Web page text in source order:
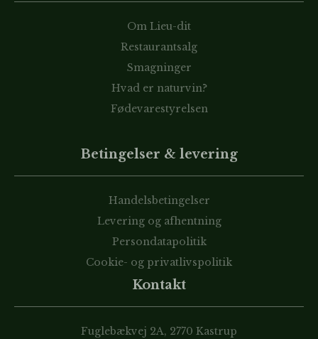
Om Lieu-dit
Restaurantsalg
Smagninger
Hvad er naturvin?
Fødevarestyrelsen
Betingelser & levering
Handelsbetingelser
Levering og afhentning
Persondatapolitik
Cookie- og privatlivspolitik
Kontakt
Fuglebækvej 2A, 2770 Kastrup